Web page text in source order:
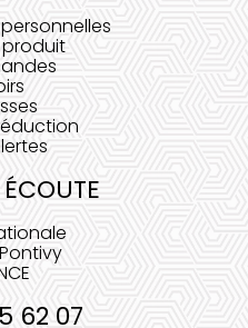
produit
62 07